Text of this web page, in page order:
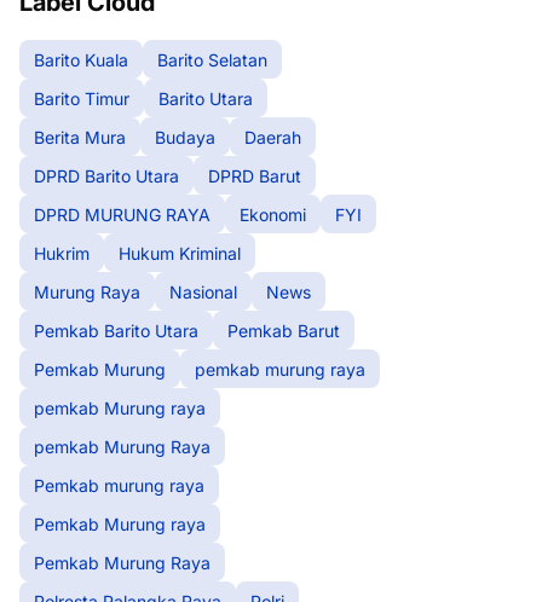
Barito Kuala
Barito Selatan
Barito Timur
Barito Utara
Berita Mura
Budaya
Daerah
DPRD Barito Utara
DPRD Barut
DPRD MURUNG RAYA
Ekonomi
FYI
Hukrim
Hukum Kriminal
Murung Raya
Nasional
News
Pemkab Barito Utara
Pemkab Barut
Pemkab Murung
pemkab murung raya
pemkab Murung raya
pemkab Murung Raya
Pemkab murung raya
Pemkab Murung raya
Pemkab Murung Raya